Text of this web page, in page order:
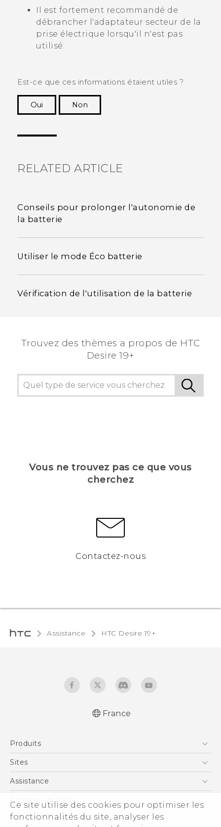
Ce site utilise des cookies pour optimiser les
fonctionnalités du site, analyser les
Il est fortement recommandé de
débrancher l'adaptateur secteur de la
prise électrique lorsqu'il n'est pas
utilisé.
Est-ce que ces informations étaient utiles ?
Oui
Non
RELATED ARTICLE
Conseils pour prolonger l'autonomie de
la batterie
Utiliser le mode Éco batterie
Vérification de l'utilisation de la batterie
Trouvez des thèmes a propos de ‎HTC
Desire 19+‎
Vous ne trouvez pas ce que vous
cherchez
Contactez-nous
Assistance ‎HTC Desire 19+‎‎
English - User manual
Française -CE-Déclaration De Conformité
France
Produits
Smartphones
Vive
Accessoires
Sites
HTC Vive
HTC Pro
Assistance
eCommerce Support
À propos de HTC
ESG